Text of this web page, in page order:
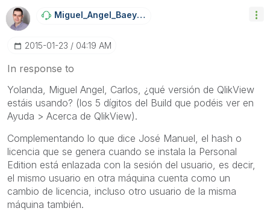
Miguel_Angel_BaEyens
‎2015-01-23 04:19 AM
In response to
Yolanda, Miguel Angel, Carlos, ¿qué versión de QlikView
estáis usando? (los 5 dígitos del Build que podéis ver en
Ayuda > Acerca de QlikView).
Complementando lo que dice José Manuel, el hash o
licencia que se genera cuando se instala la Personal
Edition está enlazada con la sesión del usuario, es decir,
el mismo usuario en otra máquina cuenta como un
cambio de licencia, incluso otro usuario de la misma
máquina también.